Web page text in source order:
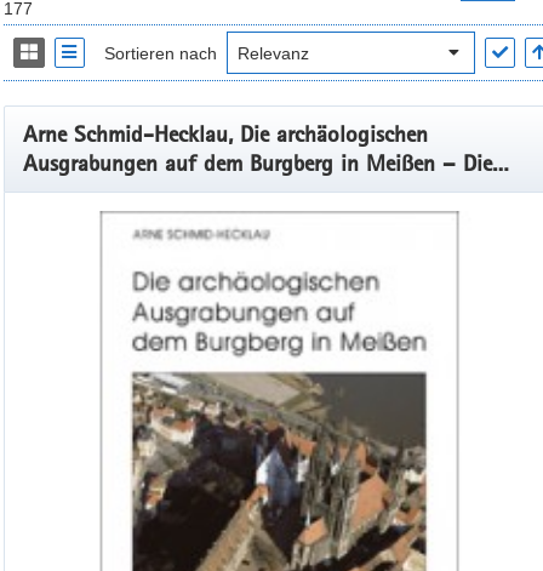
177
Sortieren nach
Arne Schmid-Hecklau, Die archäologischen
Ausgrabungen auf dem Burgberg in Meißen – Die
Grabungen 1959–1963, Veröff. Band 43